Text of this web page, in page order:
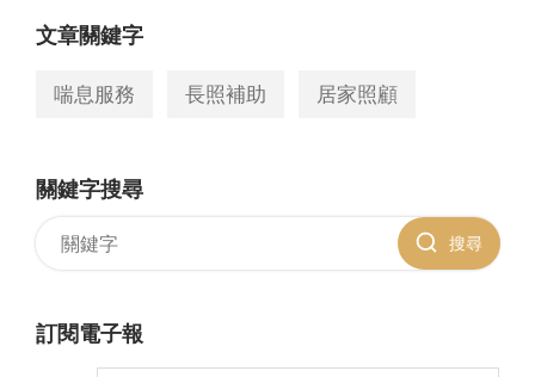
文章關鍵字
喘息服務 長照補助 居家照顧
關鍵字搜尋
搜尋
訂閱電子報